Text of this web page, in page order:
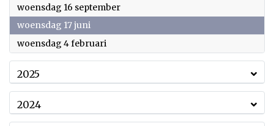
woensdag 16 september2026
woensdag 17 juni
woensdag 4 februari
2025
2024